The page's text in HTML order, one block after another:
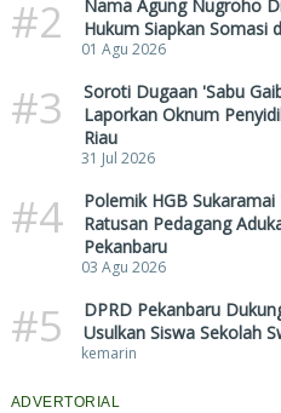
#2
Nama Agung Nugroho
Hukum Siapkan Somasi
01 Agu 2026
#3
Soroti Dugaan 'Sabu
Laporkan Oknum
Riau
31 Jul 2026
#4
Polemik HGB
Ratusan Pedagang
Pekanbaru
03 Agu 2026
#5
DPRD Pekanbaru
Usulkan Siswa Sekolah
kemarin
ADVERTORIAL